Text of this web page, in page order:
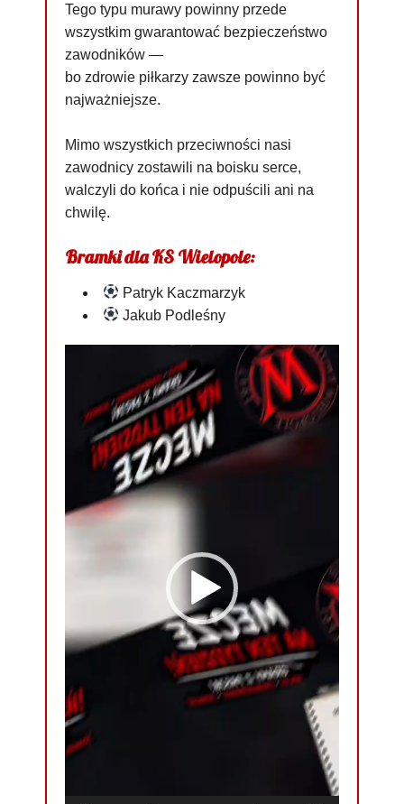
Tego typu murawy powinny przede
wszystkim gwarantować bezpieczeństwo
zawodników —
bo zdrowie piłkarzy zawsze powinno być
najważniejsze.
Mimo wszystkich przeciwności nasi
zawodnicy zostawili na boisku serce,
walczyli do końca i nie odpuścili ani na
chwilę.
Bramki dla KS Wielopole:
Patryk Kaczmarzyk
Jakub Podleśny